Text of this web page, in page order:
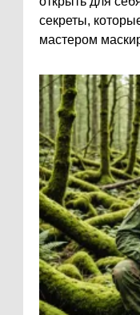
секреты,
мастером